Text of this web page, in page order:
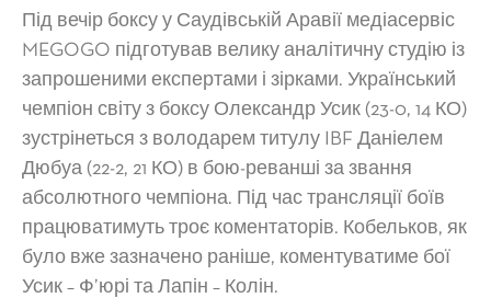
Під вечір боксу у Саудівській Аравії медіасервіс
MEGOGO підготував велику аналітичну студію із
запрошеними експертами і зірками. Український
чемпіон світу з боксу Олександр Усик (23-0, 14 КО)
зустрінеться з володарем титулу IBF Даніелем
Дюбуа (22-2, 21 КО) в бою-реванші за звання
абсолютного чемпіона. Під час трансляції боїв
працюватимуть троє коментаторів. Кобельков, як
було вже зазначено раніше, коментуватиме бої
Усик – Ф’юрі та Лапін – Колін.